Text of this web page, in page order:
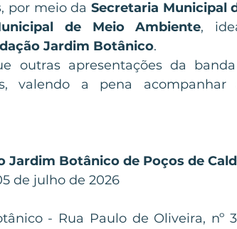
, por meio da Secretaria Municipal
de Meio Ambiente,
Jardim Botânico.
outras apresentações da
Jardim Botânico de Poços de
de julho de 2026
- Rua Paulo de Oliveira, nº